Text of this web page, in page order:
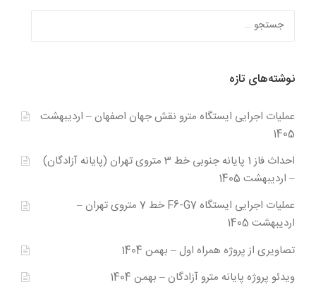
برای:
نوشته‌های تازه
عملیات اجرایی ایستگاه مترو نقش جهان اصفهان – اردیبهشت
1405
احداث فاز 1 پایانه جنوبی خط 3 متروی تهران (پایانه آزادگان)
– اردیبهشت 1405
عملیات اجرایی ایستگاه F6-G7 خط 7 متروی تهران –
اردیبهشت 1405
تصاویری از پروژه همراه اول – بهمن 1404
ویدئو پروژه پایانه مترو آزادگان – بهمن 1404